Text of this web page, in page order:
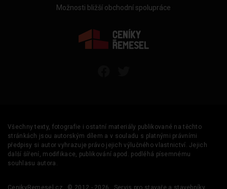
Možnosti bližší obchodní spolupráce
Všechny texty, fotografie i ostatní materiály publikované na těchto
stránkách jsou autorským dílem a v souladu s platnými právními
předpisy si autor vyhrazuje právo jejich výlučného vlastnictví. Jejich
další šíření, modifikace, publikování apod. podléhá písemnému
souhlasu autora.
CenikyRemesel.cz © 2012 - 2026 Servis pro stavaře a stavebníky